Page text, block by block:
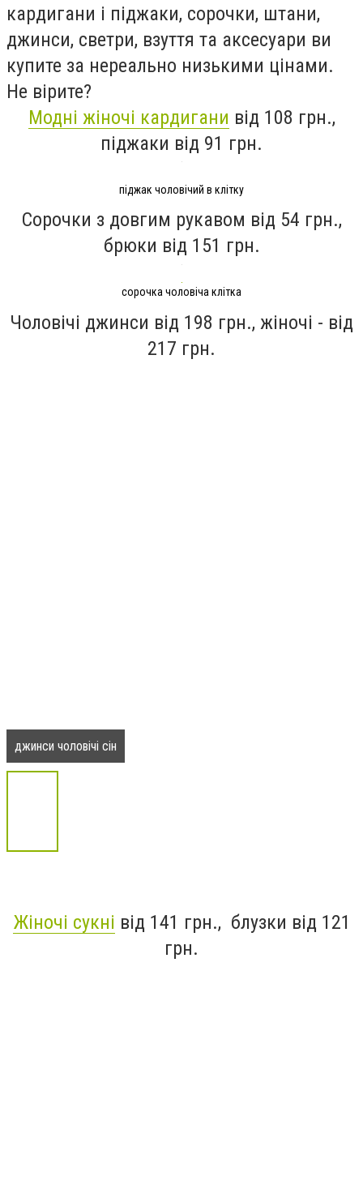
кардигани і піджаки, сорочки, штани,
джинси, светри, взуття та аксесуари ви
купите за нереально низькими цінами.
Не вірите?
Модні жіночі кардигани від 108 грн.,
піджаки від 91 грн.
піджак чоловічий в клітку
Сорочки з довгим рукавом від 54 грн.,
брюки від 151 грн.
сорочка чоловіча клітка
Чоловічі джинси від 198 грн., жіночі - від
217 грн.
джинси чоловічі сін
Жіночі сукні від 141 грн., блузки від 121
грн.